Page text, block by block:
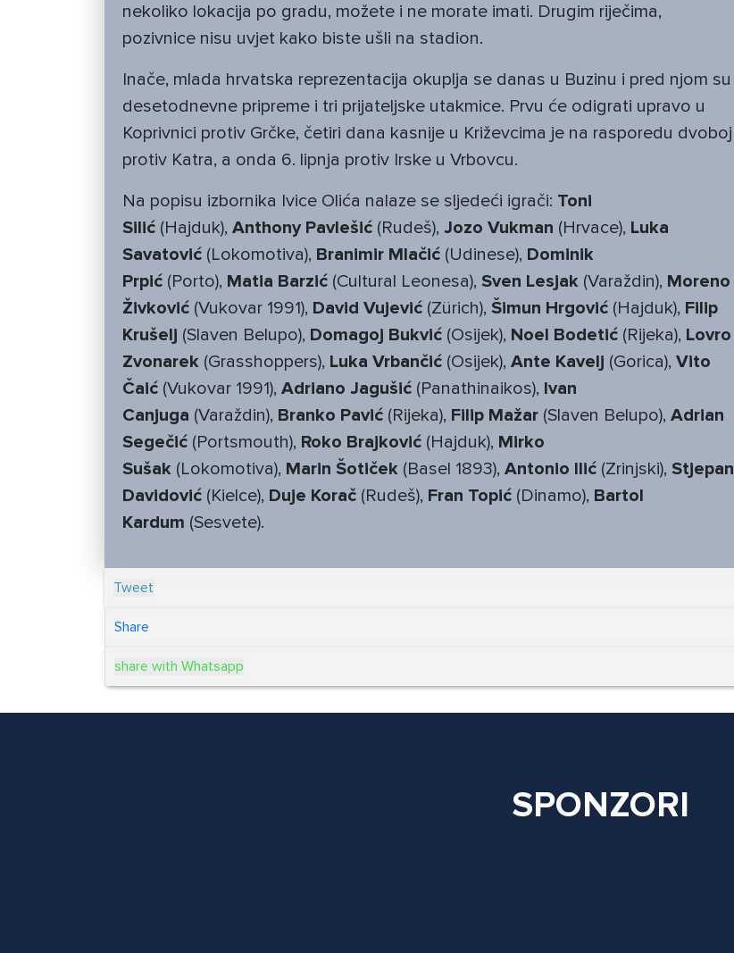
nekoliko lokacija po gradu, možete i ne morate imati. Drugim riječima,
pozivnice nisu uvjet kako biste ušli na stadion.
Inače, mlada hrvatska reprezentacija okuplja se danas u Buzinu i pred njom su
desetodnevne pripreme i tri prijateljske utakmice. Prvu će odigrati upravo u
Koprivnici protiv Grčke, četiri dana kasnije u Križevcima je na rasporedu dvoboj
protiv Katra, a onda 6. lipnja protiv Irske u Vrbovcu.
Na popisu izbornika Ivice Olića nalaze se sljedeći igrači: Toni
Silić (Hajduk), Anthony Pavlešić (Rudeš), Jozo Vukman (Hrvace), Luka
Savatović (Lokomotiva), Branimir Mlačić (Udinese), Dominik
Prpić (Porto), Matia Barzić (Cultural Leonesa), Sven Lesjak (Varaždin), Moreno
Živković (Vukovar 1991), David Vujević (Zürich), Šimun Hrgović (Hajduk), Filip
Krušelj (Slaven Belupo), Domagoj Bukvić (Osijek), Noel Bodetić (Rijeka), Lovro
Zvonarek (Grasshoppers), Luka Vrbančić (Osijek), Ante Kavelj (Gorica), Vito
Čaić (Vukovar 1991), Adriano Jagušić (Panathinaikos), Ivan
Canjuga (Varaždin), Branko Pavić (Rijeka), Filip Mažar (Slaven Belupo), Adrian
Segečić (Portsmouth), Roko Brajković (Hajduk), Mirko
Sušak (Lokomotiva), Marin Šotiček (Basel 1893), Antonio Ilić (Zrinjski), Stjepan
Davidović (Kielce), Duje Korač (Rudeš), Fran Topić (Dinamo), Bartol
Kardum (Sesvete).
Tweet
Share
share with Whatsapp
SPONZORI